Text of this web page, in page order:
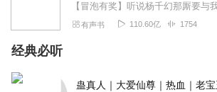
有声书 110.60亿 1754
经典必听